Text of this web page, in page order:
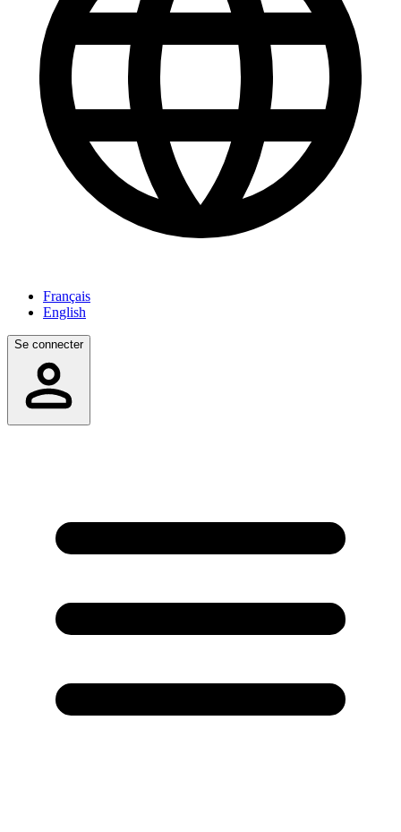
Français
English
Se connecter